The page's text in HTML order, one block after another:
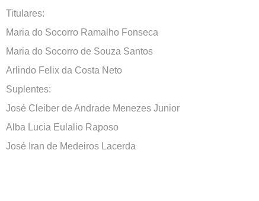
Titulares:
Maria do Socorro Ramalho Fonseca
Maria do Socorro de Souza Santos
Arlindo Felix da Costa Neto
Suplentes:
José Cleiber de Andrade Menezes Junior
Alba Lucia Eulalio Raposo
José Iran de Medeiros Lacerda